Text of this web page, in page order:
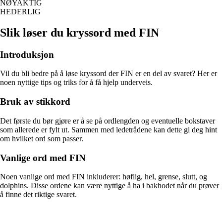
NØYAKTIG
HEDERLIG
Slik løser du kryssord med FIN
Introduksjon
Vil du bli bedre på å løse kryssord der FIN er en del av svaret? Her er
noen nyttige tips og triks for å få hjelp underveis.
Bruk av stikkord
Det første du bør gjøre er å se på ordlengden og eventuelle bokstaver
som allerede er fylt ut. Sammen med ledetrådene kan dette gi deg hint
om hvilket ord som passer.
Vanlige ord med FIN
Noen vanlige ord med FIN inkluderer: høflig, hel, grense, slutt, og
dolphins. Disse ordene kan være nyttige å ha i bakhodet når du prøver
å finne det riktige svaret.